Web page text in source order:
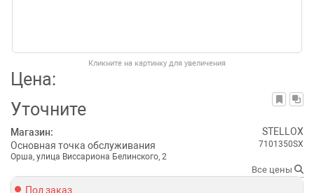
Кликните на картинку для увеличения
Цена:
Уточните
Магазин:
Основная точка обслуживания
Орша, улица Виссариона Белинского, 2
STELLOX
7101350SX
Все цены
Под заказ